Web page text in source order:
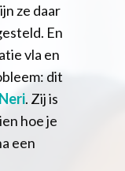
ze daar
En
vla en
dit
Neri. Zij is
hoe je
een